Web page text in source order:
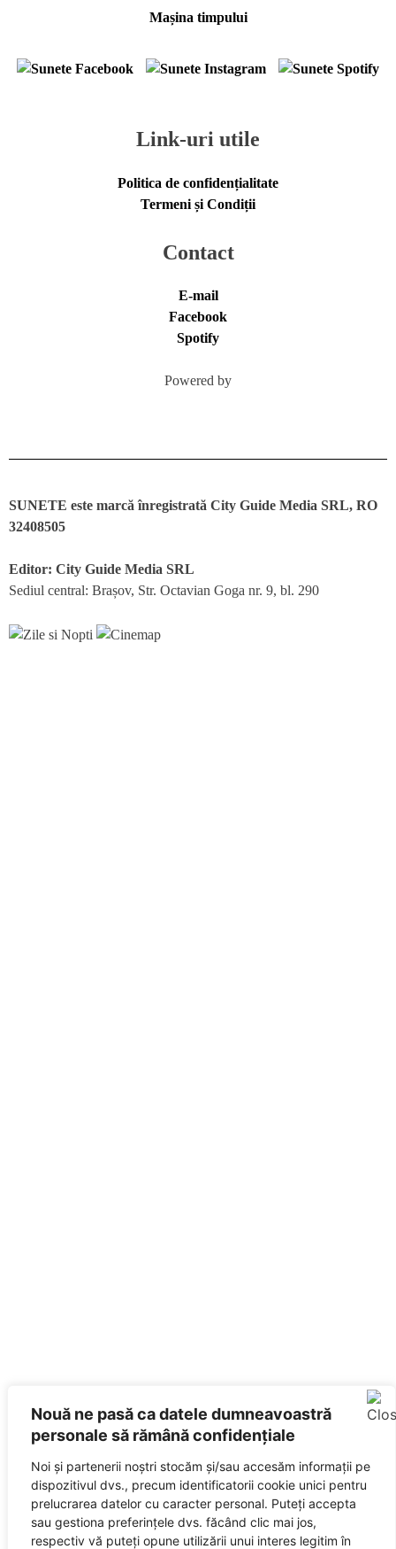
Nouă ne pasă ca datele dumneavoastră
personale să rămână confidențiale
Noi și partenerii noștri stocăm și/sau accesăm informații pe
dispozitivul dvs., precum identificatorii cookie unici pentru
prelucrarea datelor cu caracter personal. Puteți accepta
sau gestiona preferințele dvs. făcând clic mai jos,
respectiv vă puteți opune utilizării unui interes legitim în
Mașina timpului
Link-uri utile
Politica de confidențialitate
Termeni și Condiții
Contact
E-mail
Facebook
Spotify
Powered by
SUNETE este marcă înregistrată City Guide Media SRL, RO
32408505
Editor: City Guide Media SRL
Sediul central: Brașov, Str. Octavian Goga nr. 9, bl. 290